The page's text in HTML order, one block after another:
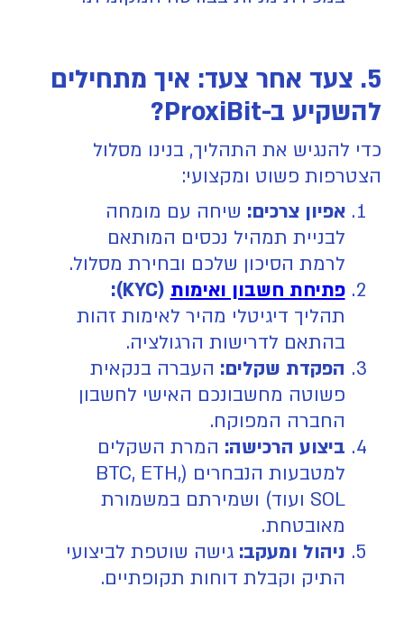
5. צעד אחר צעד: איך מתחילים
להשקיע ב-ProxiBit?
כדי להנגיש את התהליך, בנינו מסלול
הצטרפות פשוט ומקצועי:
אפיון צרכים: שיחה עם מומחה
לבניית תמהיל נכסים המותאם
לרמת הסיכון שלכם ובחירת מסלול.
פתיחת חשבון ואימות (KYC):
תהליך דיגיטלי מהיר לאימות זהות
בהתאם לדרישות הרגולציה.
הפקדת שקלים: העברה בנקאית
פשוטה מחשבונכם האישי לחשבון
החברה המפוקח.
ביצוע הרכישה: המרת השקלים
למטבעות הנבחרים (BTC, ETH,
SOL ועוד) ושמירתם במשמורת
מאובטחת.
ניהול ומעקב: גישה שוטפת לביצועי
התיק וקבלת דוחות תקופתיים.